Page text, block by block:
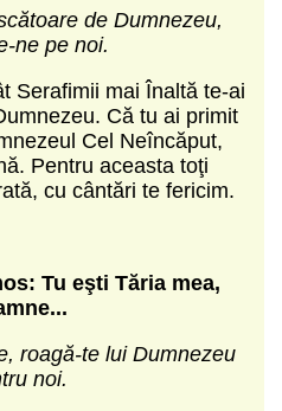
de Dumnezeu,
ne pe noi.
Serafimii mai Înaltă te-ai
Că tu ai primit
Cel Neîncăput,
Pentru aceasta toţi
cu cântări te fericim.
Tu eşti Tăria mea,
roagă-te lui Dumnezeu
noi.